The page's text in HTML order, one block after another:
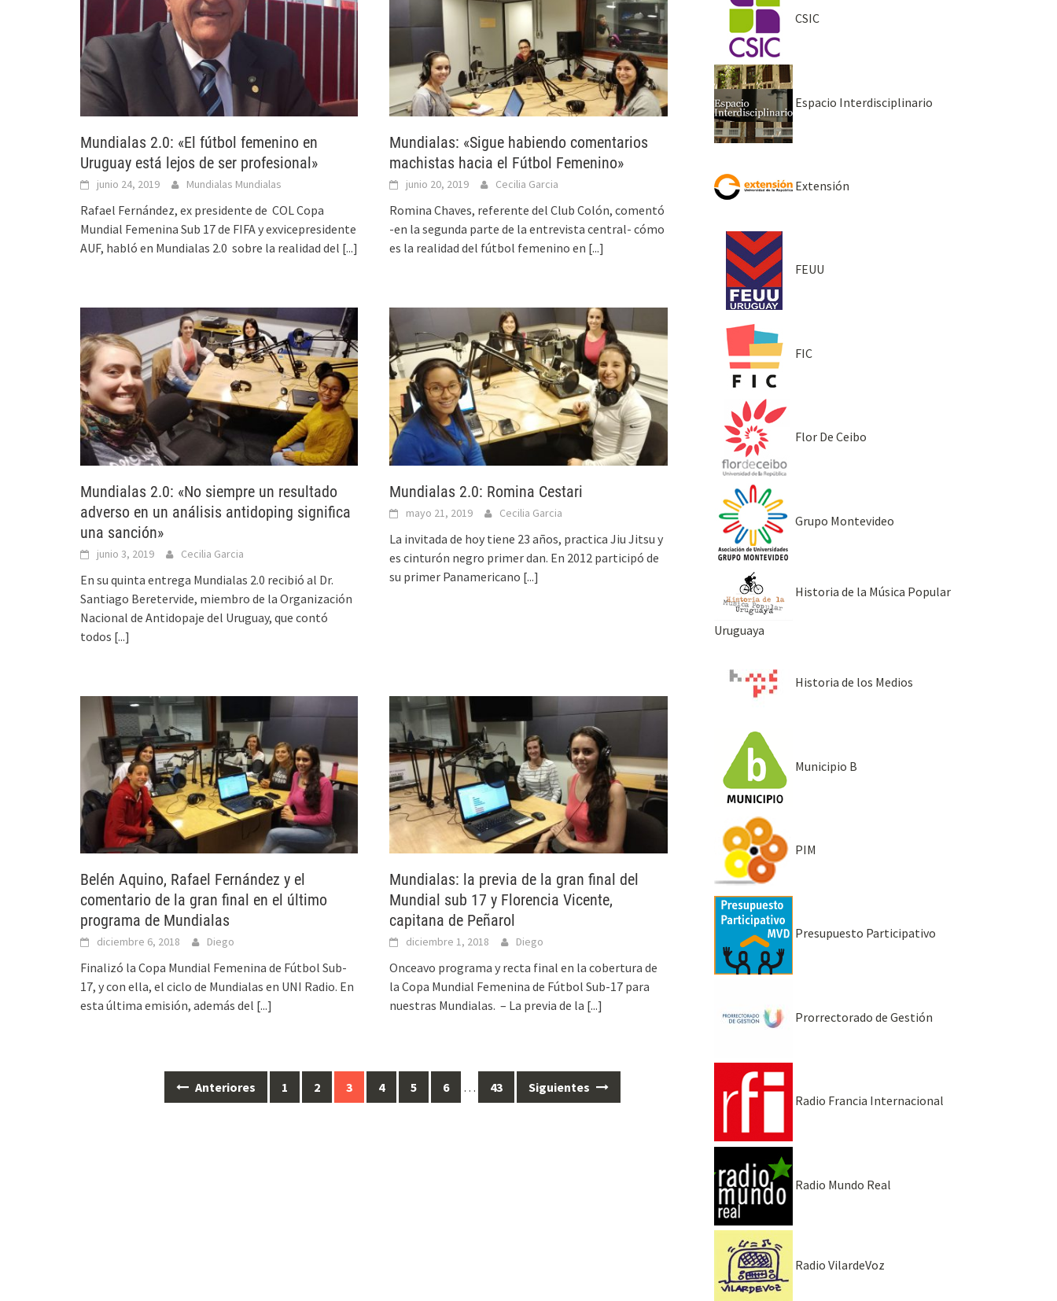
Mundialas 2.0: «El fútbol femenino en
Uruguay está lejos de ser profesional»
junio 24, 2019 Mundialas Mundialas
Rafael Fernández, ex presidente de COL Copa
Mundial Femenina Sub 17 de FIFA y exvicepresidente
AUF, habló en Mundialas 2.0 sobre la realidad del [...]
Mundialas: «Sigue habiendo comentarios
machistas hacia el Fútbol Femenino»
junio 20, 2019 Cecilia Garcia
Romina Chaves, referente del Club Colón, comentó
-en la segunda parte de la entrevista central- cómo
es la realidad del fútbol femenino en [...]
Mundialas 2.0: «No siempre un resultado
adverso en un análisis antidoping significa
una sanción»
junio 3, 2019 Cecilia Garcia
En su quinta entrega Mundialas 2.0 recibió al Dr.
Santiago Beretervide, miembro de la Organización
Nacional de Antidopaje del Uruguay, que contó
todos [...]
Mundialas 2.0: Romina Cestari
mayo 21, 2019 Cecilia Garcia
La invitada de hoy tiene 23 años, practica Jiu Jitsu y
es cinturón negro primer dan. En 2012 participó de
su primer Panamericano [...]
Belén Aquino, Rafael Fernández y el
comentario de la gran final en el último
programa de Mundialas
diciembre 6, 2018 Diego
Finalizó la Copa Mundial Femenina de Fútbol Sub-
17, y con ella, el ciclo de Mundialas en UNI Radio. En
esta última emisión, además del [...]
Mundialas: la previa de la gran final del
Mundial sub 17 y Florencia Vicente,
capitana de Peñarol
diciembre 1, 2018 Diego
Onceavo programa y recta final en la cobertura de
la Copa Mundial Femenina de Fútbol Sub-17 para
nuestras Mundialas. – La previa de la [...]
Anteriores 1 2 3 4 5 6 … 43 Siguientes
CSIC
Espacio Interdisciplinario
Extensión
FEUU
FIC
Flor De Ceibo
Grupo Montevideo
Historia de la Música Popular
Uruguaya
Historia de los Medios
Municipio B
PIM
Presupuesto Participativo
Prorrectorado de Gestión
Radio Francia Internacional
Radio Mundo Real
Radio VilardeVoz